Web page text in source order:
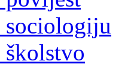
sociologiju
školstvo